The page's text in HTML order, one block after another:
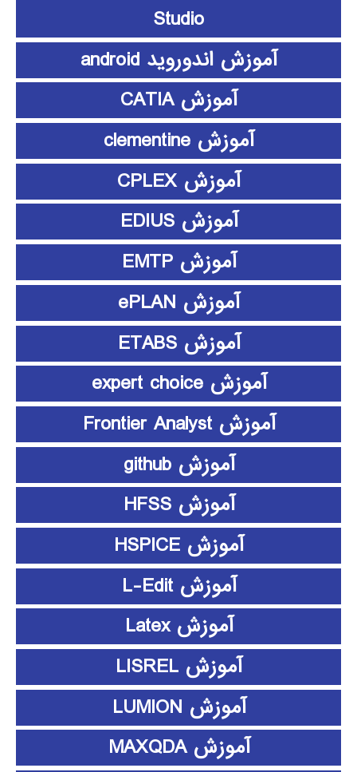
Studio
آموزش اندوروید android
آموزش CATIA
آموزش clementine
آموزش CPLEX
آموزش EDIUS
آموزش EMTP
آموزش ePLAN
آموزش ETABS
آموزش expert choice
آموزش Frontier Analyst
آموزش github
آموزش HFSS
آموزش HSPICE
آموزش L-Edit
آموزش Latex
آموزش LISREL
آموزش LUMION
آموزش MAXQDA